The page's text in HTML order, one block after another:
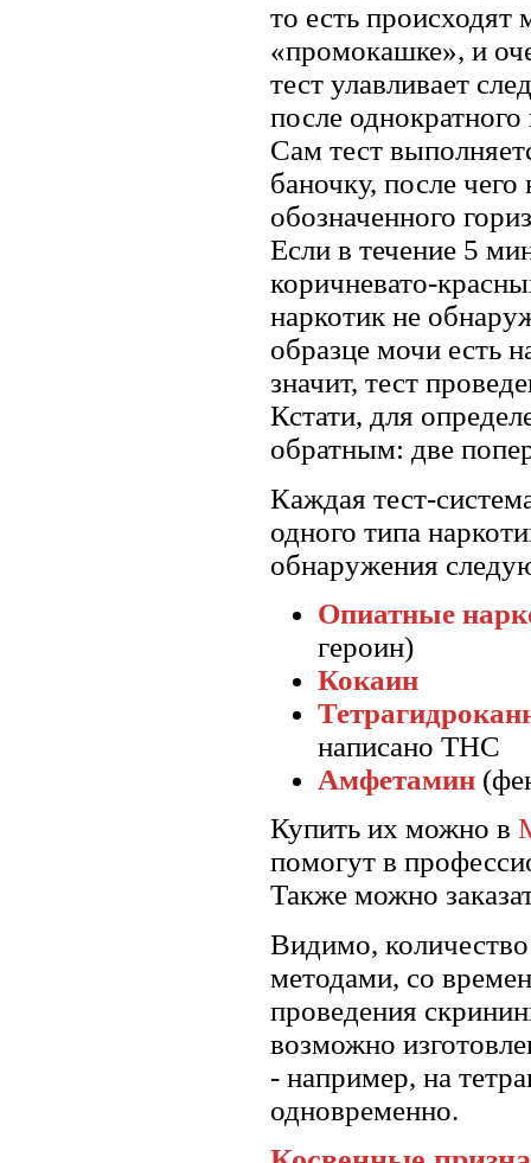
то есть
«промокашке», и
тест улавливает
после
Сам тест
баночку, после
обозначенного
Если в течение 5
коричневато-
наркотик не
образце мочи есть
значит, тест
Кстати, для
обратным: две
Каждая тест-
одного типа
обнаружения
Опиатные
героин)
Кокаин
написано THC
Амфетамин
Купить их можно в
помогут в
Также можно
Видимо,
методами, со
проведения
возможно
- например, на
одновременно.